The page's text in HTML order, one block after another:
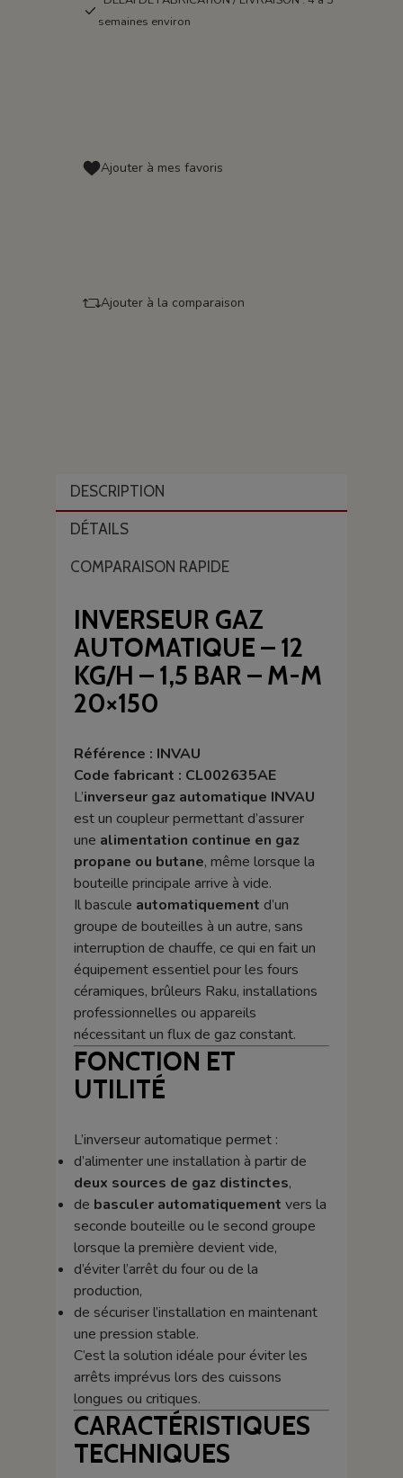
semaines environ
Ajouter à mes favoris
Ajouter à la comparaison
DESCRIPTION
DÉTAILS
COMPARAISON RAPIDE
INVERSEUR GAZ
AUTOMATIQUE – 12
KG/H – 1,5 BAR – M-M
20×150
Référence : INVAU
Code fabricant : CL002635AE
L’inverseur gaz automatique INVAU
est un coupleur permettant d’assurer
une alimentation continue en gaz
propane ou butane, même lorsque la
bouteille principale arrive à vide.
Il bascule automatiquement d’un
groupe de bouteilles à un autre, sans
interruption de chauffe, ce qui en fait un
équipement essentiel pour les fours
céramiques, brûleurs Raku, installations
professionnelles ou appareils
nécessitant un flux de gaz constant.
FONCTION ET
UTILITÉ
L’inverseur automatique permet :
d’alimenter une installation à partir de
deux sources de gaz distinctes,
de basculer automatiquement vers la
seconde bouteille ou le second groupe
lorsque la première devient vide,
d’éviter l’arrêt du four ou de la
production,
de sécuriser l’installation en maintenant
une pression stable.
C’est la solution idéale pour éviter les
arrêts imprévus lors des cuissons
longues ou critiques.
CARACTÉRISTIQUES
TECHNIQUES